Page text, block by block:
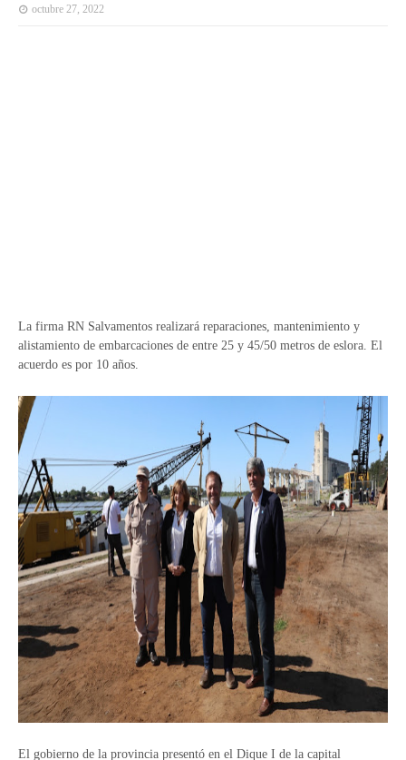
octubre 27, 2022
La firma RN Salvamentos realizará reparaciones, mantenimiento y
alistamiento de embarcaciones de entre 25 y 45/50 metros de eslora. El
acuerdo es por 10 años.
El gobierno de la provincia presentó en el Dique I de la capital